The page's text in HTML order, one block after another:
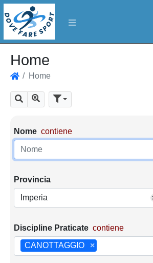
Home
Home
Cerca Mostra tutti i risultati
Parametri di ricerca
Nome contiene
Provincia
Imperia
Discipline Praticate contiene
×
CANOTTAGGIO